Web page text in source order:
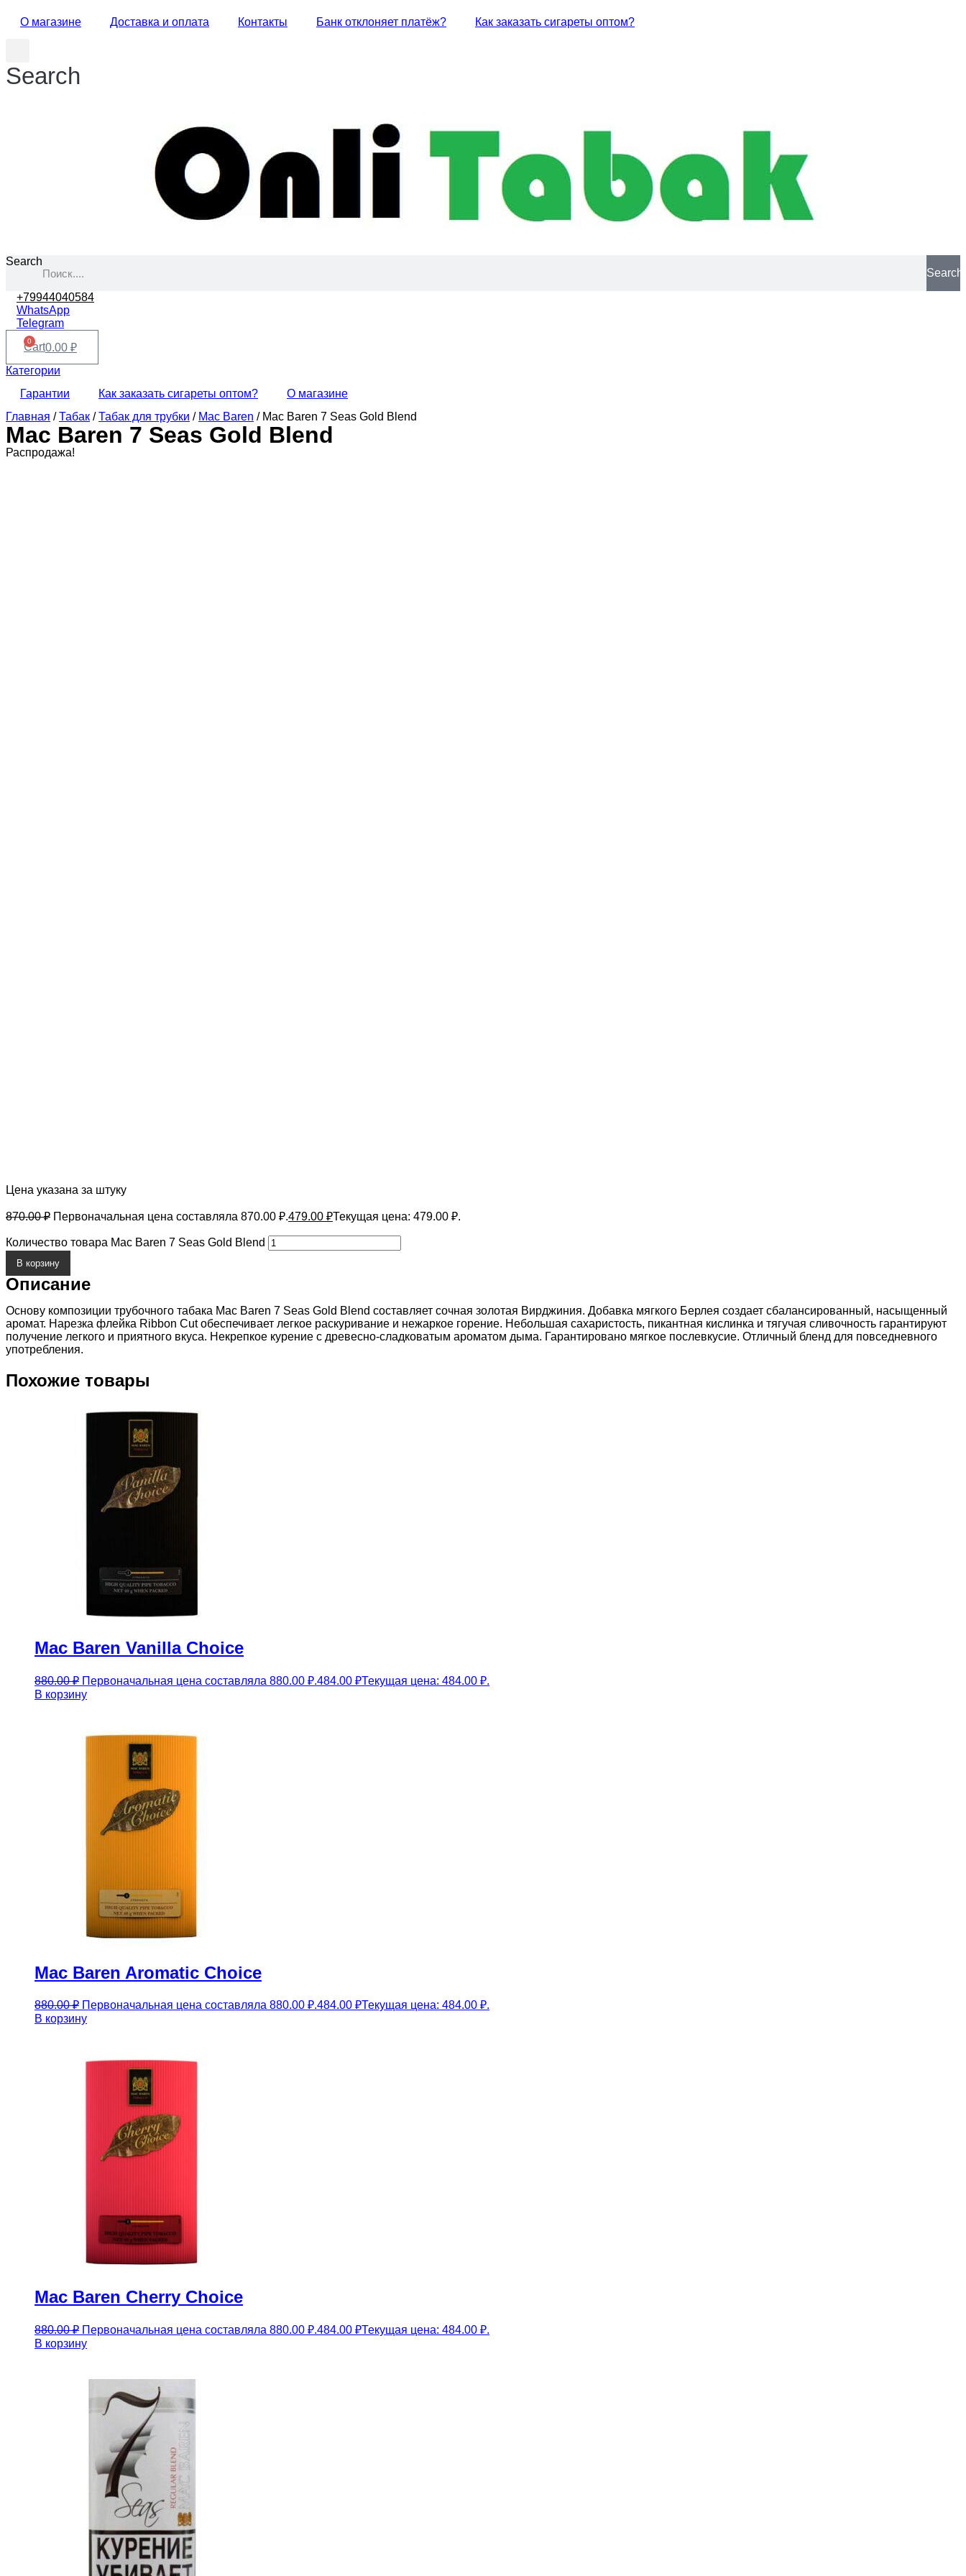
О магазине Доставка и оплата Контакты Банк отклоняет платёж? Как заказать сигареты оптом?
Search
Search
Search
+79944040584
WhatsApp
Telegram
0.00 ₽
0
Cart
Категории
Гарантии
Как заказать сигареты оптом?
О магазине
Главная /Табак /Табак для трубки / Mac Baren / Mac Baren 7 Seas Gold Blend
Mac Baren 7 Seas Gold Blend
Распродажа!
Цена указана за штуку
870.00₽ Первоначальная цена составляла 870.00 ₽.479.00 ₽Текущая цена: 479.00 ₽.
Количество товара Mac Baren 7 Seas Gold Blend
В корзину
Описание
Основу композиции трубочного табака Mac Baren 7 Seas Gold Blend составляет сочная золотая Вирджиния. Добавка мягкого Берлея создает сбалансированный, насыщенный
аромат. Нарезка флейка Ribbon Cut обеспечивает легкое раскуривание и нежаркое горение. Небольшая сахаристость, пикантная кислинка и тягучая сливочность гарантируют
получение легкого и приятного вкуса. Некрепкое курение с древесно-сладковатым ароматом дыма. Гарантировано мягкое послевкусие. Отличный бленд для повседневного
употребления.
Похожие товары
Mac Baren Vanilla Choice
880.00₽ Первоначальная цена составляла 880.00 ₽.484.00 ₽Текущая цена: 484.00 ₽.
В корзину
Mac Baren Aromatic Choice
880.00₽ Первоначальная цена составляла 880.00 ₽.484.00 ₽Текущая цена: 484.00 ₽.
В корзину
Mac Baren Cherry Choice
880.00₽ Первоначальная цена составляла 880.00 ₽.484.00 ₽Текущая цена: 484.00 ₽.
В корзину